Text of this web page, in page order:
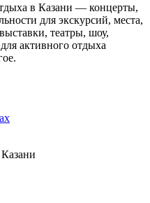
в Казани — концерты,
для экскурсий, места,
театры, шоу,
активного отдыха